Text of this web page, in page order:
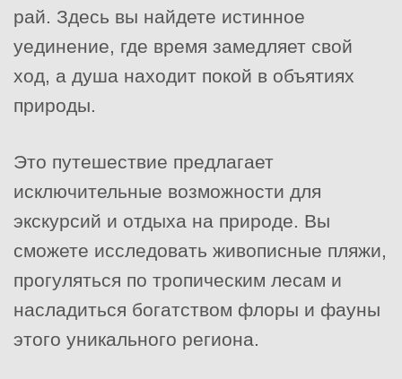
рай. Здесь вы найдете истинное
уединение, где время замедляет свой
ход, а душа находит покой в объятиях
природы.
Это путешествие предлагает
исключительные возможности для
экскурсий и отдыха на природе. Вы
сможете исследовать живописные пляжи,
прогуляться по тропическим лесам и
насладиться богатством флоры и фауны
этого уникального региона.